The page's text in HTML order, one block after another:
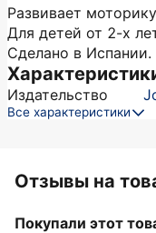
Развивает
Для детей от 2-х
Сделано в Испании.
Издательство
Все характеристики
Отзывы на
Покупали этот